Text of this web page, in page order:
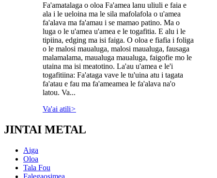
Fa'amatalaga o oloa Fa'amea lanu uliuli e faia e
ala i le ueloina ma le sila mafolafola o u'amea
fa'alava ma fa'amau i se mamao patino. Ma o
luga o le u'amea u'amea e le togafitia. E alu i le
tipiina, edging ma isi faiga. O oloa e fiafia i foliga
o le malosi maualuga, malosi maualuga, fausaga
malamalama, maualuga maualuga, faigofie mo le
utaina ma isi meatotino. La'au u'amea e le'i
togafitiina: Fa'ataga vave le tu'uina atu i tagata
fa'atau e fau ma fa'ameamea le fa'alava na'o
latou. Va...
Va'ai atili>
JINTAI METAL
Aiga
Oloa
Tala Fou
Falegaosimea